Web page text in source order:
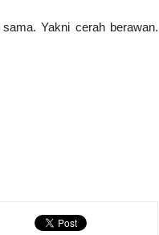
Yakni cerah berawan.